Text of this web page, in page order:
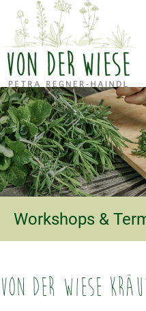
Workshops &
Von der Wiese